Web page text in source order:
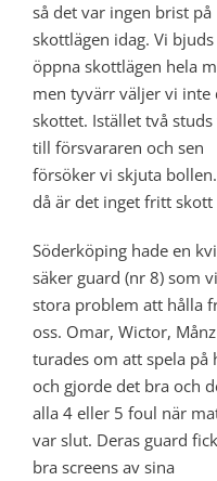
så det var ingen brist på
skottlägen idag. Vi bjuds
öppna skottlägen hela
men tyvärr väljer vi inte
skottet. Istället två
till försvararen och sen
försöker vi skjuta
då är det inget fritt skott
Söderköping hade en
säker guard (nr 8) som
stora problem att hålla
oss. Omar, Wictor, Månz
turades om att spela på
och gjorde det bra och
alla 4 eller 5 foul när
var slut. Deras guard
bra screens av sina